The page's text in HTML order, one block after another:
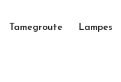
Tamegroute Lampes